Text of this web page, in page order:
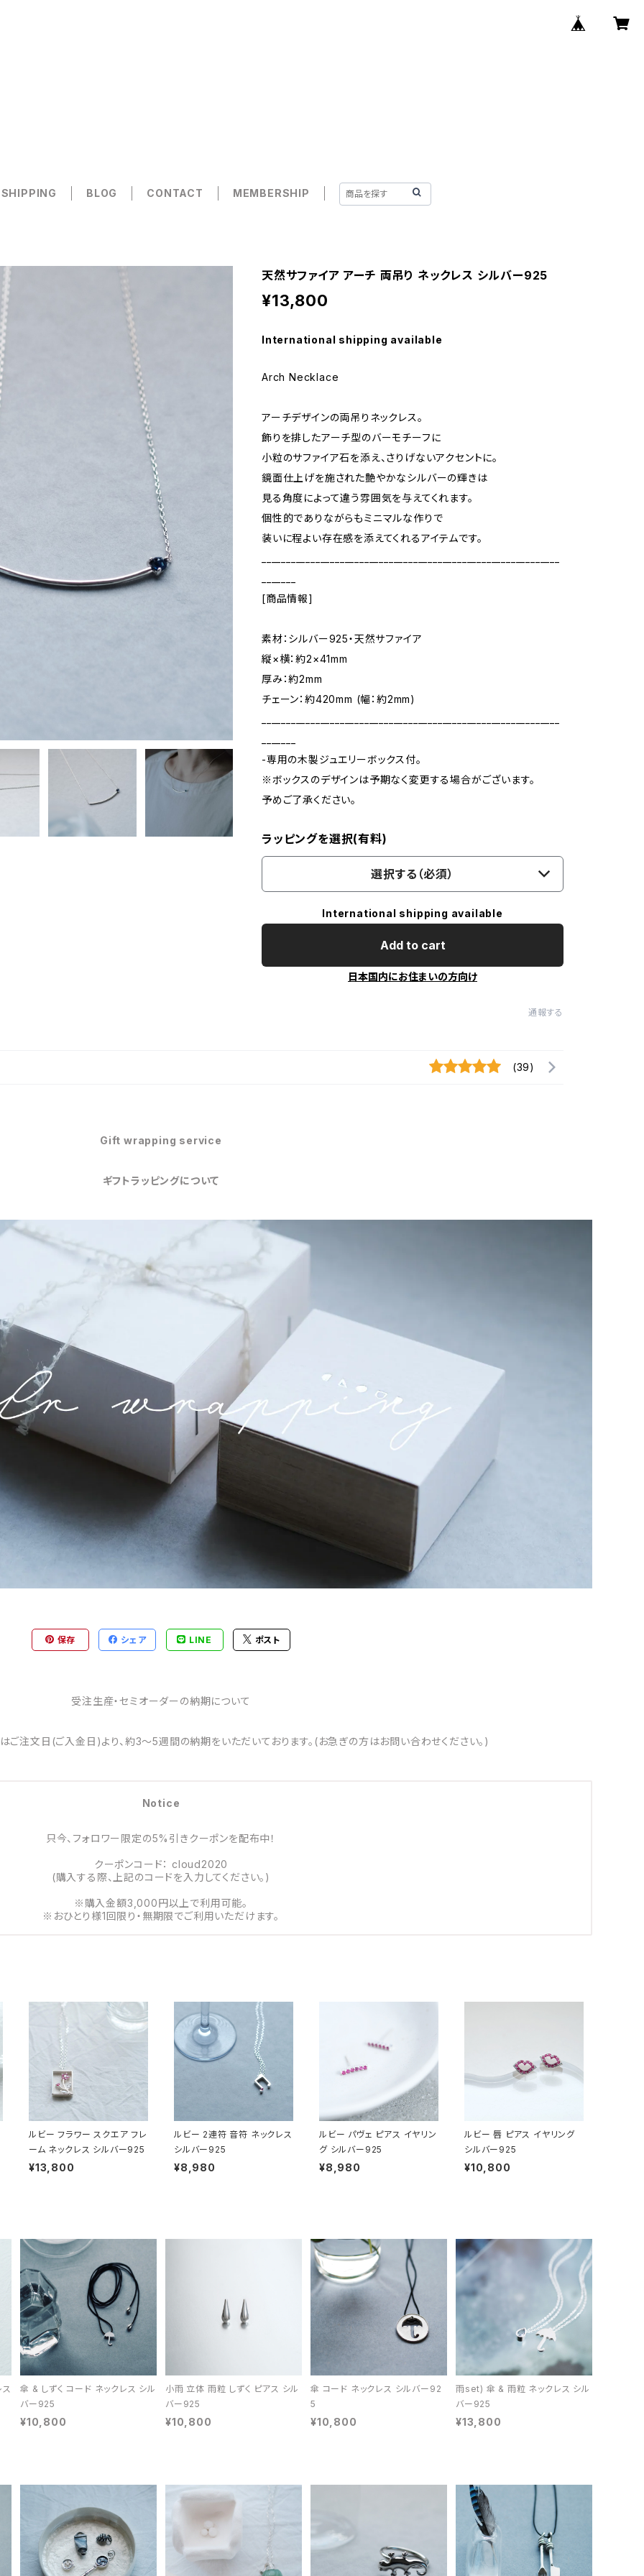
SHIPPING BLOG CONTACT MEMBERSHIP
天然サファイア アーチ 両吊り ネックレス シルバー925
¥13,800
International shipping available
Arch Necklace
アーチデザインの両吊りネックレス。
飾りを排したアーチ型のバーモチーフに
小粒のサファイア石を添え、さりげないアクセントに。
鏡面仕上げを施された艶やかなシルバーの輝きは
見る角度によって違う雰囲気を与えてくれます。
個性的でありながらもミニマルな作りで
装いに程よい存在感を添えてくれるアイテムです。
[商品情報]
素材：シルバー925・天然サファイア
縦×横：約2×41mm
厚み：約2mm
チェーン：約420mm (幅：約2mm)
-専用の木製ジュエリーボックス付。
※ボックスのデザインは予期なく変更する場合がございます。
予めご了承ください。
ラッピングを選択(有料)
選択する（必須）
International shipping available
Add to cart
日本国内にお住まいの方向け
通報する
(39)
Gift wrapping service
ギフトラッピングについて
保存 シェア LINE ポスト
受注生産・セミオーダーの納期について
ご注文日(ご入金日)より、約3～5週間の納期をいただいております。(お急ぎの方はお問い合わせください。)
Notice
只今、フォロワー限定の5%引きクーポンを配布中！
クーポンコード： cloud2020
(購入する際、上記のコードを入力してください。)
※購入金額3,000円以上で利用可能。
※おひとり様1回限り・無期限でご利用いただけます。
ルビー フラワー スクエア フレ
ーム ネックレス シルバー925
¥13,800
ルビー 2連符 音符 ネックレス
シルバー925
¥8,980
ルビー パヴェ ピアス イヤリン
グ シルバー925
¥8,980
ルビー 唇 ピアス イヤリング
シルバー925
¥10,800
傘 & しずく コード ネックレス シル
バー925
¥10,800
小雨 立体 雨粒 しずく ピアス シル
バー925
¥10,800
傘 コード ネックレス シルバー92
5
¥10,800
雨set) 傘 & 雨粒 ネックレス シル
バー925
¥13,800